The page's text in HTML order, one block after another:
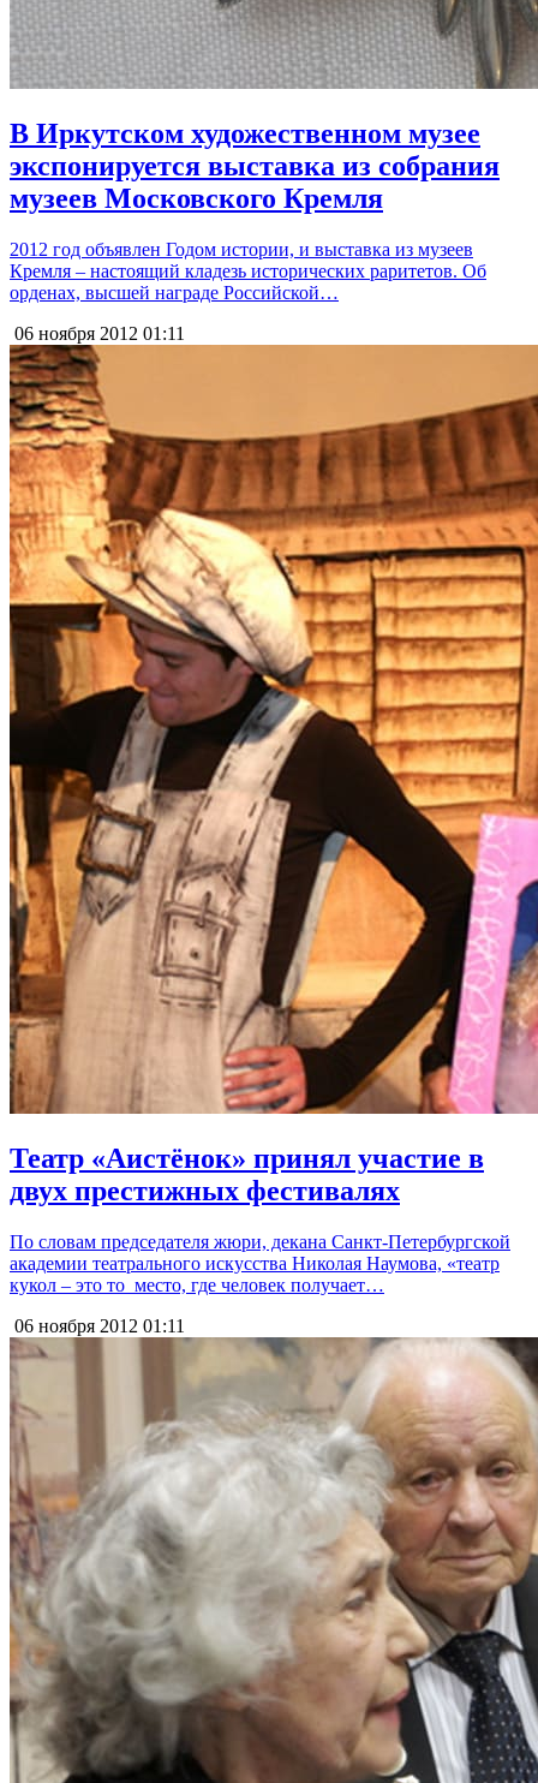
В Иркутском художественном музее
экспонируется выставка из собрания
музеев Московского Кремля
2012 год объявлен Годом истории, и выставка из музеев
Кремля – настоящий кладезь исторических раритетов. Об
орденах, высшей награде Российской…
06 ноября 2012 01:11
Театр «Аистёнок» принял участие в
двух престижных фестивалях
По словам председателя жюри, декана Санкт-Петербургской
академии театрального искусства Николая Наумова, «театр
кукол – это то место, где человек получает…
06 ноября 2012 01:11